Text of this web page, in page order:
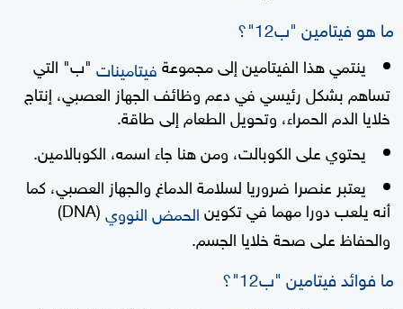
ما هو فيتامين "ب12"؟
ينتمي هذا الفيتامين إلى مجموعةفيتامينات"ب" التي
تساهم بشكل رئيسي في دعم وظائف الجهاز العصبي، إنتاج
خلايا الدم الحمراء، وتحويل الطعام إلى طاقة.
يحتوي على الكوبالت، ومن هنا جاء اسمه، الكوبالامين.
يعتبر عنصرا ضروريا لسلامة الدماغ والجهاز العصبي، كما
أنه يلعب دورا مهما في تكوينالحمض النووي
(DNA)
والحفاظ على صحة خلايا الجسم.
ما فوائد فيتامين "ب12"؟